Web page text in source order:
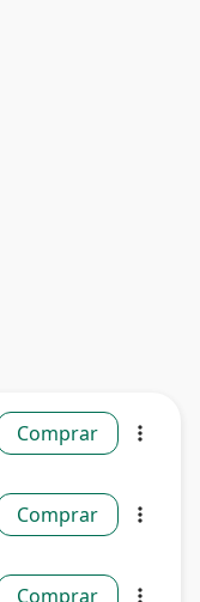
Comprar more_vert
Comprar more_vert
Comprar more_vert